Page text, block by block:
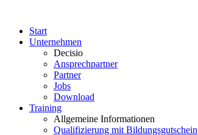
Start
Unternehmen
Decisio
Ansprechpartner
Partner
Jobs
Download
Training
Allgemeine Informationen
Qualifizierung mit Bildungsgutschein